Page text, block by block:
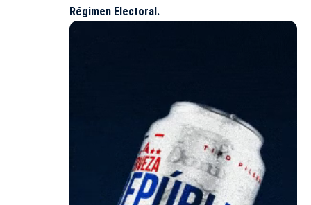
Régimen Electoral.